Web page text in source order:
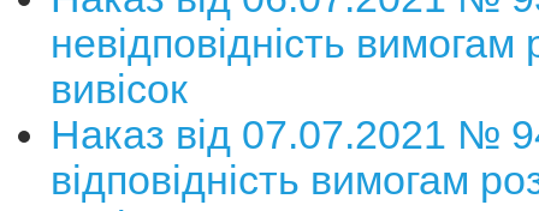
невідповідність
вивісок
Наказ від 07.07.2021 №
відповідність вимогам